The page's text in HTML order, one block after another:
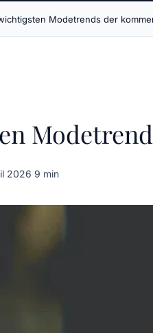
Modetrends der
2026·9 min